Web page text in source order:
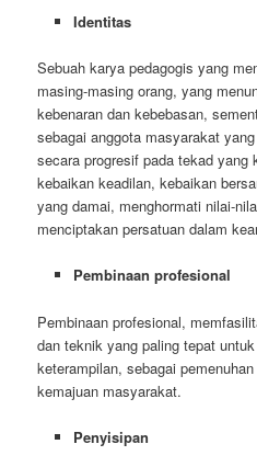
Identitas
Sebuah karya pedagogis yang
masing-masing orang, yang
kebenaran dan kebebasan,
sebagai anggota masyarakat
secara progresif pada tekad yang
kebaikan keadilan, kebaikan
yang damai, menghormati nilai-
menciptakan persatuan dalam
Pembinaan profesional
Pembinaan profesional,
dan teknik yang paling tepat
keterampilan, sebagai
kemajuan masyarakat.
Penyisipan